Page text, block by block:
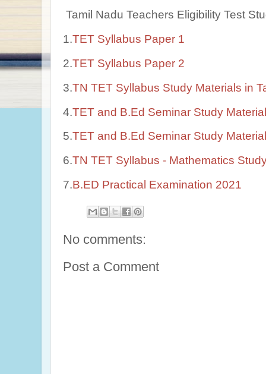
Tamil Nadu Teachers Eligibility Test
1.TET Syllabus Paper 1
2.TET Syllabus Paper 2
3.TN TET Syllabus Study Materials in
4.TET and B.Ed Seminar Study
5.TET and B.Ed Seminar Study
6.TN TET Syllabus - Mathematics
7.B.ED Practical Examination 2021
No comments:
Post a Comment